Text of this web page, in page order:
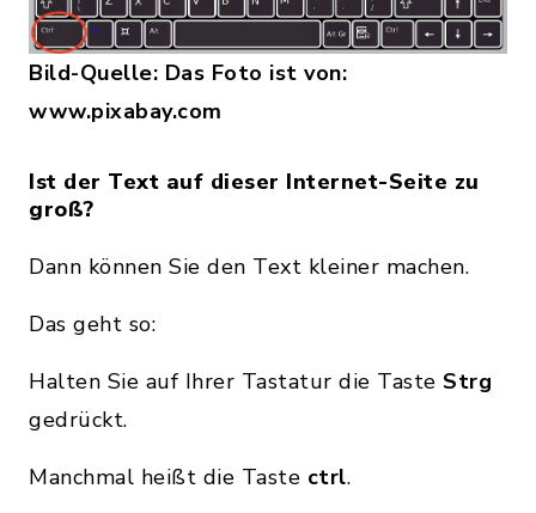
Bild-Quelle: Das Foto ist von:
www.pixabay.com
Ist der Text auf dieser Internet-Seite zu
groß?
Dann können Sie den Text kleiner machen.
Das geht so:
Halten Sie auf Ihrer Tastatur die Taste Strg
gedrückt.
Manchmal heißt die Taste ctrl.